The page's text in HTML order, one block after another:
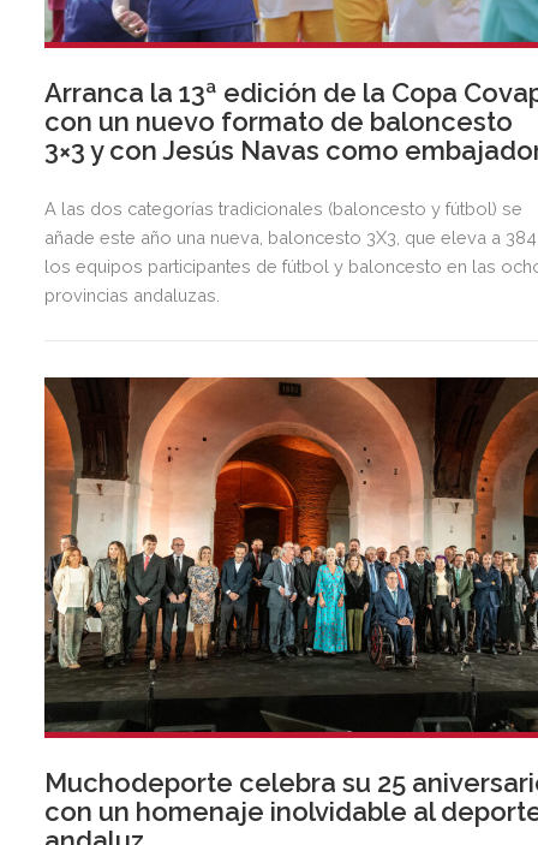
Arranca la 13ª edición de la Copa
con un nuevo formato de baloncesto
3×3 y con Jesús Navas como
A las dos categorías tradicionales (baloncesto y fútbol) se
añade este año una nueva, baloncesto 3X3, que eleva a 384
los equipos participantes de fútbol y baloncesto en las
provincias andaluzas.
Muchodeporte celebra su 25
con un homenaje inolvidable al